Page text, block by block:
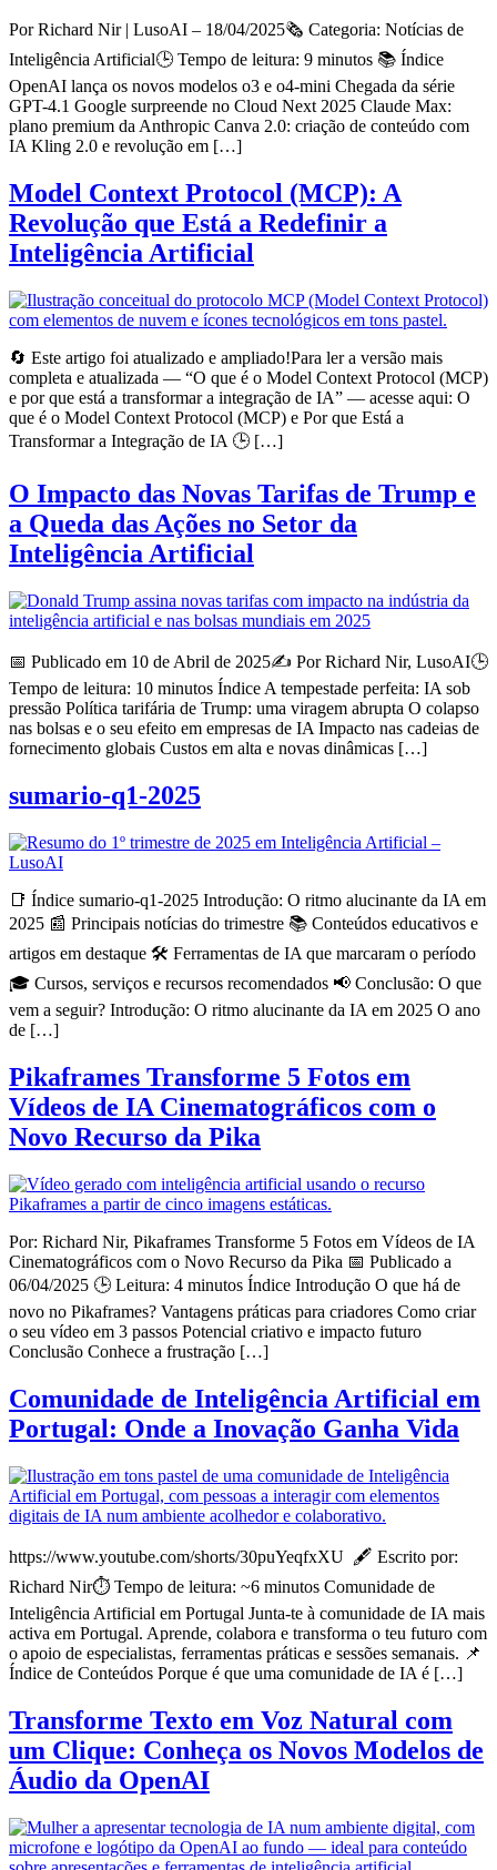
Por Richard Nir | LusoAI – 18/04/2025🗞️ Categoria: Notícias de
Inteligência Artificial🕒 Tempo de leitura: 9 minutos 📚 Índice
OpenAI lança os novos modelos o3 e o4-mini Chegada da série
GPT-4.1 Google surpreende no Cloud Next 2025 Claude Max:
plano premium da Anthropic Canva 2.0: criação de conteúdo com
IA Kling 2.0 e revolução em […]
Model Context Protocol (MCP): A
Revolução que Está a Redefinir a
Inteligência Artificial
🔄 Este artigo foi atualizado e ampliado!Para ler a versão mais
completa e atualizada — “O que é o Model Context Protocol (MCP)
e por que está a transformar a integração de IA” — acesse aqui: O
que é o Model Context Protocol (MCP) e Por que Está a
Transformar a Integração de IA 🕒 […]
O Impacto das Novas Tarifas de Trump e
a Queda das Ações no Setor da
Inteligência Artificial
📅 Publicado em 10 de Abril de 2025✍️ Por Richard Nir, LusoAI🕒
Tempo de leitura: 10 minutos Índice A tempestade perfeita: IA sob
pressão Política tarifária de Trump: uma viragem abrupta O colapso
nas bolsas e o seu efeito em empresas de IA Impacto nas cadeias de
fornecimento globais Custos em alta e novas dinâmicas […]
sumario-q1-2025
📑 Índice sumario-q1-2025 Introdução: O ritmo alucinante da IA em
2025 📰 Principais notícias do trimestre 📚 Conteúdos educativos e
artigos em destaque 🛠 Ferramentas de IA que marcaram o período
🎓 Cursos, serviços e recursos recomendados 📢 Conclusão: O que
vem a seguir? Introdução: O ritmo alucinante da IA em 2025 O ano
de […]
Pikaframes Transforme 5 Fotos em
Vídeos de IA Cinematográficos com o
Novo Recurso da Pika
Por: Richard Nir, Pikaframes Transforme 5 Fotos em Vídeos de IA
Cinematográficos com o Novo Recurso da Pika 📅 Publicado a
06/04/2025 🕒 Leitura: 4 minutos Índice Introdução O que há de
novo no Pikaframes? Vantagens práticas para criadores Como criar
o seu vídeo em 3 passos Potencial criativo e impacto futuro
Conclusão Conhece a frustração […]
Comunidade de Inteligência Artificial em
Portugal: Onde a Inovação Ganha Vida
https://www.youtube.com/shorts/30puYeqfxXU 🖋️ Escrito por:
Richard Nir⏱️ Tempo de leitura: ~6 minutos Comunidade de
Inteligência Artificial em Portugal Junta-te à comunidade de IA mais
activa em Portugal. Aprende, colabora e transforma o teu futuro com
o apoio de especialistas, ferramentas práticas e sessões semanais. 📌
Índice de Conteúdos Porque é que uma comunidade de IA é […]
Transforme Texto em Voz Natural com
um Clique: Conheça os Novos Modelos de
Áudio da OpenAI